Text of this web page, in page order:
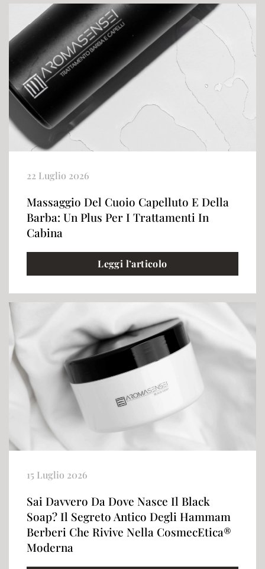
22 Luglio 2026
Massaggio Del Cuoio Capelluto E Della
Barba: Un Plus Per I Trattamenti In
Cabina
Leggi l’articolo
15 Luglio 2026
Sai Davvero Da Dove Nasce Il Black
Soap? Il Segreto Antico Degli Hammam
Berberi Che Rivive Nella CosmecEtica®
Moderna